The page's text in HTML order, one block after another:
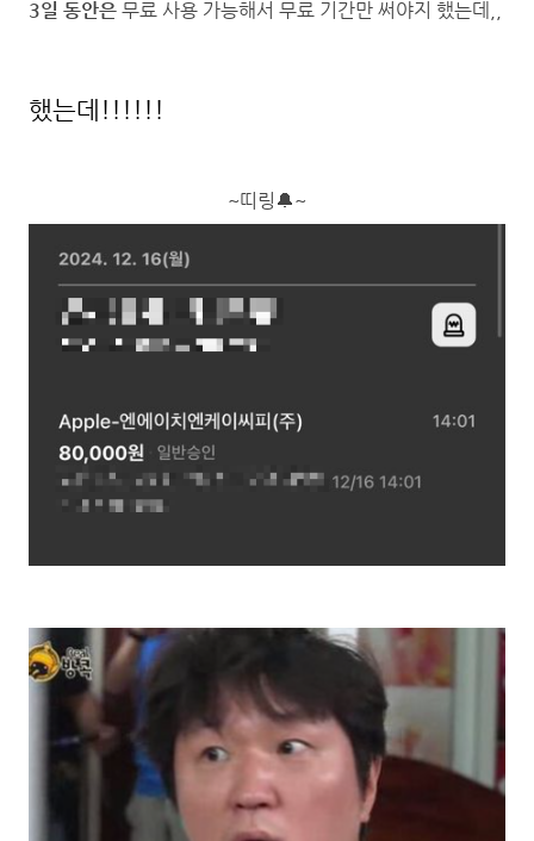
3일 동안은 무료 사용 가능해서 무료 기간만 써야지 했는데,,
했는데!!!!!!
~띠링🔔~